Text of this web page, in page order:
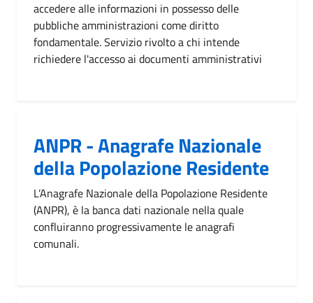
accedere alle informazioni in possesso delle
pubbliche amministrazioni come diritto
fondamentale. Servizio rivolto a chi intende
richiedere l'accesso ai documenti amministrativi
ANPR - Anagrafe Nazionale
della Popolazione Residente
L’Anagrafe Nazionale della Popolazione Residente
(ANPR), è la banca dati nazionale nella quale
confluiranno progressivamente le anagrafi
comunali.